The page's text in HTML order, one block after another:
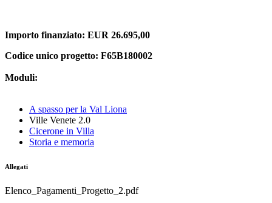
Importo finanziato: EUR 26.695,00
Codice unico progetto: F65B180002
Moduli:
A spasso per la Val Liona
Ville Venete 2.0
Cicerone in Villa
Storia e memoria
Allegati
Elenco_Pagamenti_Progetto_2.pdf